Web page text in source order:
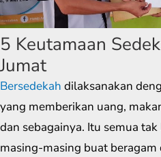
5 Keutamaan
Jumat
Bersedekah dilaksanakan
yang memberikan uang,
dan sebagainya. Itu semua
masing-masing buat beragam